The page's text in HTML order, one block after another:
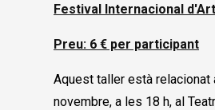
Festival Internacional
Preu: 6 € per participant
Aquest taller està relacionat
novembre, a les 18 h, al